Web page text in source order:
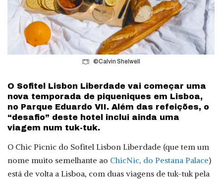
©Calvin Shelwell
O Sofitel Lisbon Liberdade vai começar uma
nova temporada de piqueniques em Lisboa,
no Parque Eduardo VII. Além das refeições, o
“desafio” deste hotel inclui ainda uma
viagem num tuk-tuk.
O Chic Picnic do Sofitel Lisbon Liberdade (que tem um
nome muito semelhante ao ChicNic, do Pestana Palace)
está de volta a Lisboa, com duas viagens de tuk-tuk pela